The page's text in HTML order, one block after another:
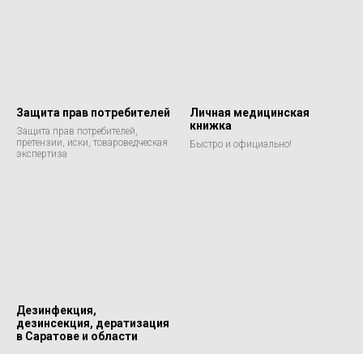
Защита прав потребителей
Защита прав потребителей,
претензии, иски, товароведческая
экспертиза
Личная медицинская
книжка
Быстро и официально!
Дезинфекция,
дезинсекция, дератизация
в Саратове и области